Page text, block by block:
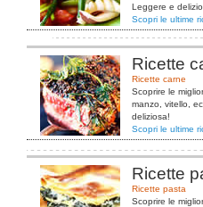
Leggere e
Scopri le ultime
Ricette
Ricette carne
Scoprire le
manzo, vitello,
deliziosa!
Scopri le ultime
Ricette
Ricette pasta
Scoprire le